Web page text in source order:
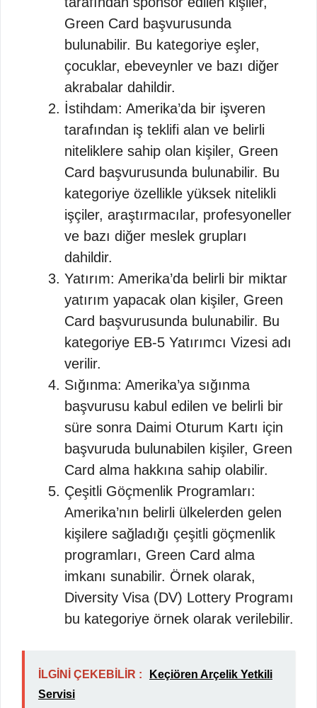
Green Card başvurusunda
bulunabilir. Bu kategoriye eşler,
çocuklar, ebeveynler ve bazı diğer
akrabalar dahildir.
İstihdam: Amerika’da bir işveren
tarafından iş teklifi alan ve belirli
niteliklere sahip olan kişiler, Green
Card başvurusunda bulunabilir. Bu
kategoriye özellikle yüksek nitelikli
işçiler, araştırmacılar, profesyoneller
ve bazı diğer meslek grupları
dahildir.
Yatırım: Amerika’da belirli bir miktar
yatırım yapacak olan kişiler, Green
Card başvurusunda bulunabilir. Bu
kategoriye EB-5 Yatırımcı Vizesi adı
verilir.
Sığınma: Amerika’ya sığınma
başvurusu kabul edilen ve belirli bir
süre sonra Daimi Oturum Kartı için
başvuruda bulunabilen kişiler, Green
Card alma hakkına sahip olabilir.
Çeşitli Göçmenlik Programları:
Amerika’nın belirli ülkelerden gelen
kişilere sağladığı çeşitli göçmenlik
programları, Green Card alma
imkanı sunabilir. Örnek olarak,
Diversity Visa (DV) Lottery Programı
bu kategoriye örnek olarak verilebilir.
İLGİNİ ÇEKEBİLİR :
Keçiören Arçelik Yetkili
Servisi